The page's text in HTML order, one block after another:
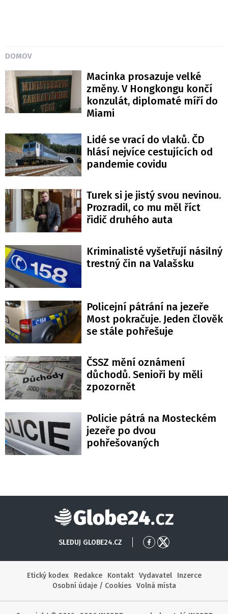
DOMOV
Macinka prosazuje velké
změny. V Hongkongu končí
konzulát, diplomaté míří do
Miami
Lidé se vrací do vlaků. ČD
hlásí nejvíce cestujících od
pandemie covidu
Turek si je jistý svou nevinou.
Prozradil, co mu měl říct
řidič druhého auta
Kriminalisté vyšetřují násilný
trestný čin na Valašsku
Policejní pátrání na jezeře
Most pokračuje. Jeden člověk
se stále pohřešuje
ČSSZ mění oznámení
důchodů. Senioři by měli
zpozornět
Policie pátrá na Mosteckém
jezeře po dvou
pohřešovaných
Globe24
SLEDUJ GLOBE24.CZ
PřejítPřejít
Etický kodex
Redakce Kontakt Vydavatel
Inzerce
Osobní údaje / Cookies
Volná místa